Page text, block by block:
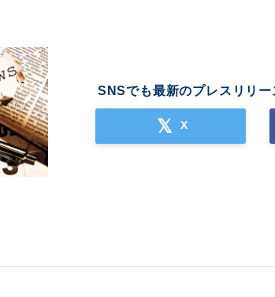
SNSでも最新のプレスリリ
X